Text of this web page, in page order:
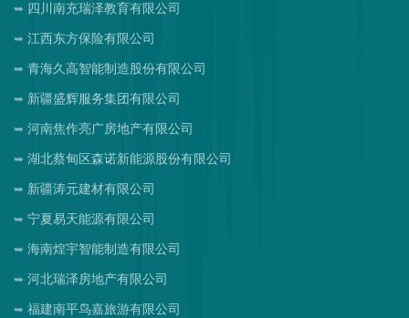
四川南充瑞泽教育有限公司
江西东方保险有限公司
青海久高智能制造股份有限公司
新疆盛辉服务集团有限公司
河南焦作亮广房地产有限公司
湖北蔡甸区森诺新能源股份有限公司
新疆涛元建材有限公司
宁夏易天能源有限公司
海南煌宇智能制造有限公司
河北瑞泽房地产有限公司
福建南平鸟嘉旅游有限公司